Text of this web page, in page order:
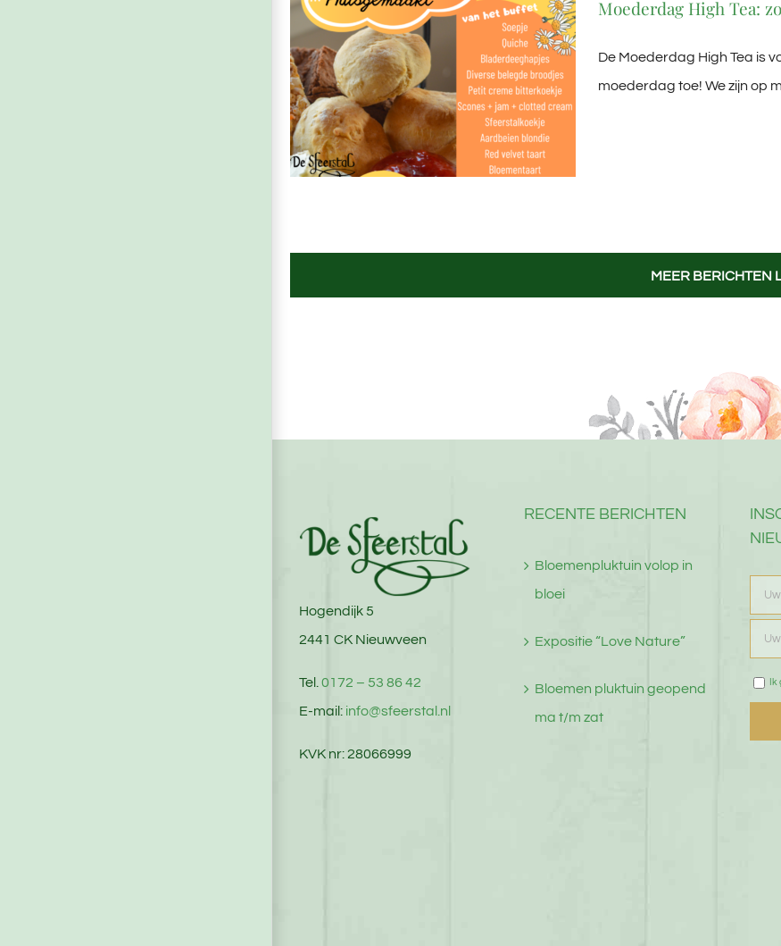
Moederdag High Tea:
De Moederdag High Tea is
moederdag toe! We zijn op
MEER BERICHTEN
Hogendijk 5
2441 CK Nieuwveen
Tel. 0172 – 53 86 42
E-mail: info@sfeerstal.nl
KVK nr: 28066999
RECENTE BERICHTEN
Bloemenpluktuin volop in
bloei
Expositie “Love Nature”
Bloemen pluktuin geopend
ma t/m zat
Ik